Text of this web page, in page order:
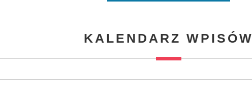
KALENDARZ WPISÓW